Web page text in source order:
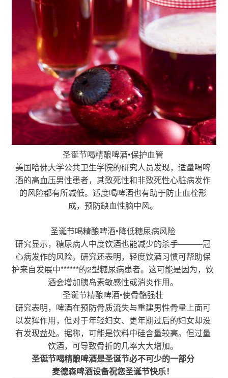
圣诞节喝精酿啤酒•保护血管
美国哈佛大学公共卫生学院的研究人员发现，适量喝啤
酒的高血压男性患者，其致死性和非致死性心脏病发作
的风险都有所减低。适度喝啤酒也有助于防止血栓形
成，预防缺血性脑中风。
圣诞节喝精酿啤酒•降低糖尿病风险
研究显示，糖尿病人中度饮酒也能减少的杀手———冠
心病发作的风险。研究还表明，轻度饮酒习惯可帮助保
护来自发展中******的2型糖尿病患者。这可能是因为，饮
酒会增加胰岛素敏感性或消炎作用。
圣诞节精酿啤酒•使骨骼强壮
研究表明，啤酒在预防骨质流失与重建男性骨量上面可
以发挥作用，但对于年轻妇女、更年期过后的妇女却没
有发现益处。据称，可能是饮料中硅含量较高。但过量
饮酒，可导致骨折的几率大大增加。
圣诞节喝精酿啤酒是圣诞节必不可少的一部分
麦德森啤酒设备祝您圣诞节快乐！